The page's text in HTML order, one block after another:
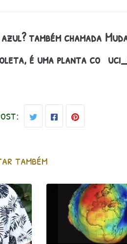
também chamada
é uma planta co
também